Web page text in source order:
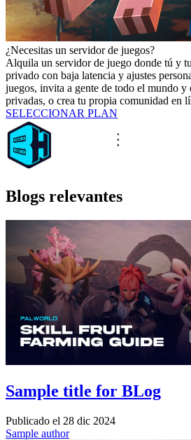
¿Necesitas un servidor de juegos?
Alquila un servidor de juego donde tú y
privado con baja latencia y ajustes
juegos, invita a gente de todo el mundo y
privadas, o crea tu propia comunidad en
SELECCIONAR PLAN
Blogs relevantes
Sample title for BLog
Publicado el 28 dic 2024
Sample author